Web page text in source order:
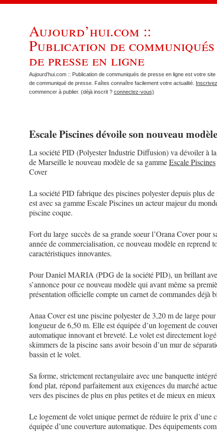
Aujourd’hui.com ::
Publication de communiqués
de presse en ligne
Aujourd’hui.com :: Publication de communiqués de presse en ligne est votre site
de communiqué de presse. Faîtes connaître facilement votre actualité.
commencer à publier. (déjà inscrit ? connectez-vous)
Escale Piscines dévoile son nouveau modèle
La société PID (Polyester Industrie Diffusion) va dévoiler à
de Marseille le nouveau modèle de sa gammeEscale Piscines
Cover
La société PID fabrique des piscines polyester depuis plus de
est avec sa gamme Escale Piscines un acteur majeur du
piscine coque.
Fort du large succès de sa grande soeur l’Orana Cover pour
année de commercialisation, ce nouveau modèle en reprend
caractéristiques innovantes.
Pour Daniel MARIA (PDG de la société PID), un brillant
s’annonce pour ce nouveau modèle qui avant même sa
présentation officielle compte un carnet de commandes déjà
Anaa Cover est une piscine polyester de 3,20 m de large
longueur de 6,50 m. Elle est équipée d’un logement de
automatique innovant et breveté. Le volet est directement
skimmers de la piscine sans avoir besoin d’un mur de
bassin et le volet.
Sa forme, strictement rectangulaire avec une banquette
fond plat, répond parfaitement aux exigences du marché
vers des piscines de plus en plus petites et de mieux en
Le logement de volet unique permet de réduire le prix d’une
équipée d’une couverture automatique. Des équipements